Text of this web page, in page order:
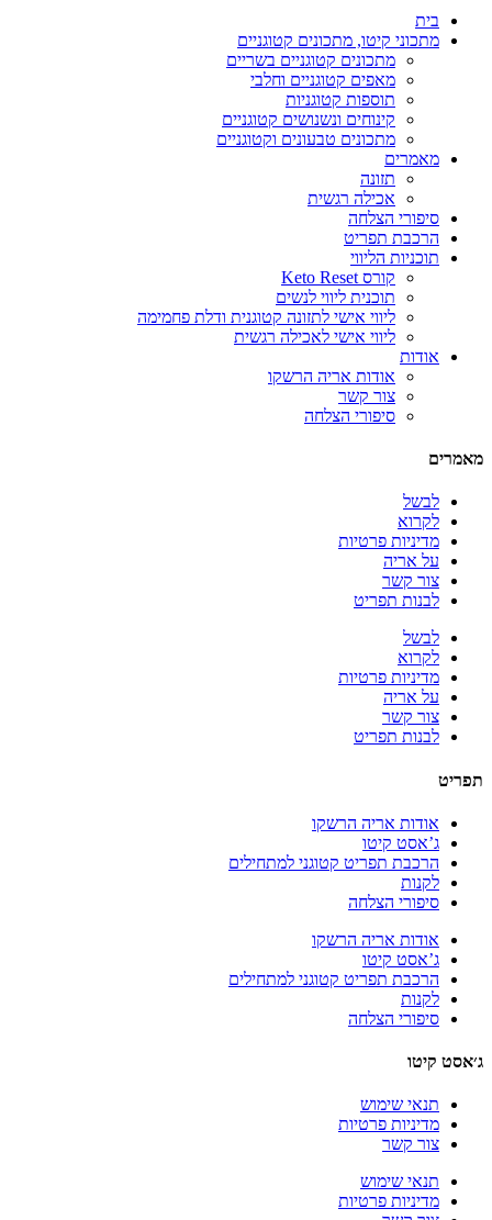
בית
מתכוני קיטו, מתכונים קטוגניים
מתכונים קטוגניים בשריים
מאפים קטוגניים וחלבי
תוספות קטוגניות
קינוחים ונשנושים קטוגניים
מתכונים טבעונים וקטוגניים
מאמרים
תזונה
אכילה רגשית
סיפורי הצלחה
הרכבת תפריט
תוכניות הליווי
קורס Keto Reset
תוכנית ליווי לנשים
ליווי אישי לתזונה קטוגנית ודלת פחמימה
ליווי אישי לאכילה רגשית
אודות
אודות אריה הרשקו
צור קשר
סיפורי הצלחה
מאמרים
לבשל
לקרוא
מדיניות פרטיות
על אריה
צור קשר
לבנות תפריט
לבשל
לקרוא
מדיניות פרטיות
על אריה
צור קשר
לבנות תפריט
תפריט
אודות אריה הרשקו
ג’אסט קיטו
הרכבת תפריט קטוגני למתחילים
לקנות
סיפורי הצלחה
אודות אריה הרשקו
ג’אסט קיטו
הרכבת תפריט קטוגני למתחילים
לקנות
סיפורי הצלחה
ג׳אסט קיטו
תנאי שימוש
מדיניות פרטיות
צור קשר
תנאי שימוש
מדיניות פרטיות